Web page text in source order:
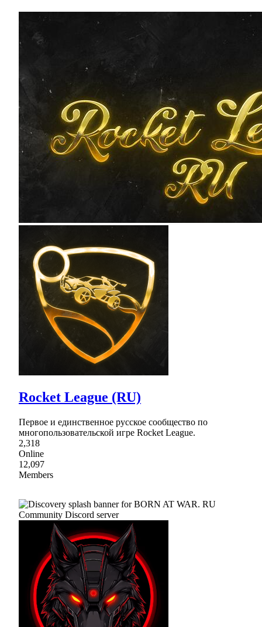
Rocket League (RU)
Первое и единственное русское сообщество по
многопользовательской игре Rocket League.
2,318
Online
12,097
Members